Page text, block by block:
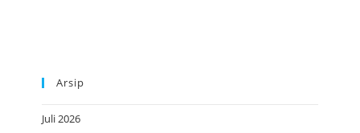
Arsip
Juli 2026